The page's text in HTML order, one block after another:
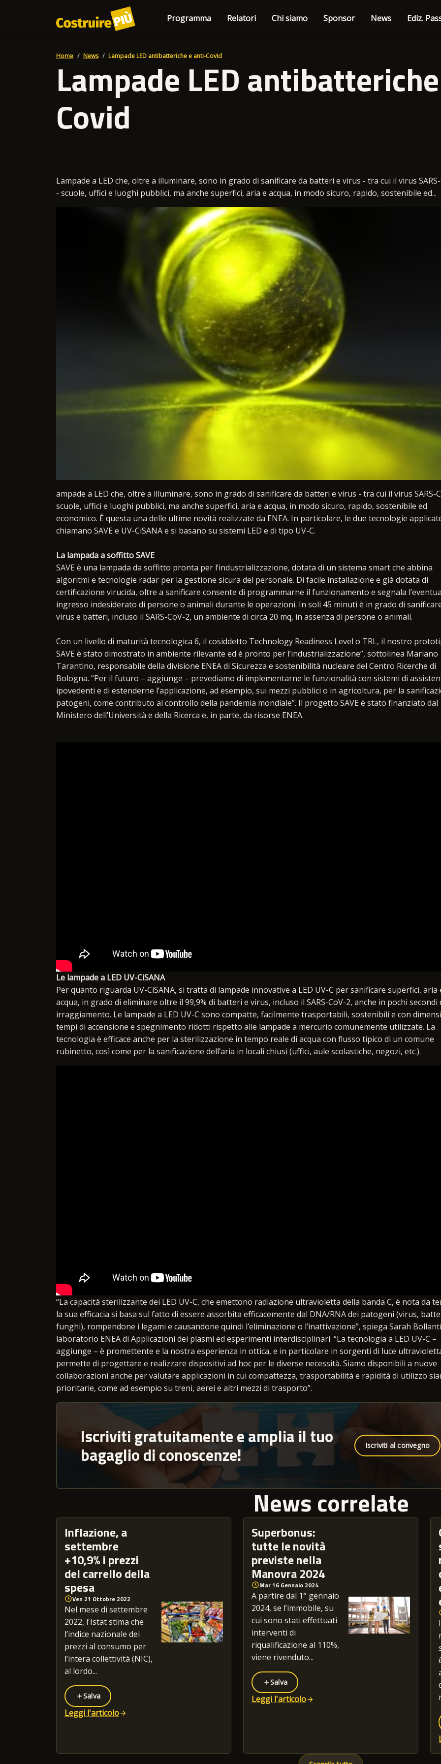
Programma Relatori Chi siamo Sponsor News Ediz.
Home News Lampade LED antibatteriche e anti-Covid
Lampade LED
Covid
Lampade a LED che, oltre a illuminare, sono in grado di sanificare da batteri e virus - tra cui il virus
- scuole, uffici e luoghi pubblici, ma anche superfici, aria e acqua, in modo sicuro, rapido, sostenibile ed...
ampade a LED che, oltre a illuminare, sono in grado di sanificare da batteri e virus - tra cui il virus SARS-
scuole, uffici e luoghi pubblici, ma anche superfici, aria e acqua, in modo sicuro, rapido, sostenibile ed
economico. È questa una delle ultime novità realizzate da ENEA. In particolare, le due tecnologie
chiamano SAVE e UV-CiSANA e si basano su sistemi LED e di tipo UV-C.
La lampada a soffitto SAVE
SAVE è una lampada da soffitto pronta per l’industrializzazione, dotata di un sistema smart che abbina
algoritmi e tecnologie radar per la gestione sicura del personale. Di facile installazione e già dotata di
certificazione virucida, oltre a sanificare consente di programmarne il funzionamento e segnala
ingresso indesiderato di persone o animali durante le operazioni. In soli 45 minuti è in grado di
virus e batteri, incluso il SARS-CoV-2, un ambiente di circa 20 mq, in assenza di persone o animali.
Con un livello di maturità tecnologica 6, il cosiddetto Technology Readiness Level o TRL, il nostro
SAVE è stato dimostrato in ambiente rilevante ed è pronto per l’industrializzazione”, sottolinea Mariano
Tarantino, responsabile della divisione ENEA di Sicurezza e sostenibilità nucleare del Centro Ricerche di
Bologna. “Per il futuro – aggiunge – prevediamo di implementarne le funzionalità con sistemi di
ipovedenti e di estenderne l’applicazione, ad esempio, sui mezzi pubblici o in agricoltura, per la
patogeni, come contributo al controllo della pandemia mondiale”. Il progetto SAVE è stato finanziato dal
Ministero dell’Università e della Ricerca e, in parte, da risorse ENEA.
Le lampade a LED UV-CiSANA
Per quanto riguarda UV-CiSANA, si tratta di lampade innovative a LED UV-C per sanificare superfici, aria
acqua, in grado di eliminare oltre il 99,9% di batteri e virus, incluso il SARS-CoV-2, anche in pochi secondi
irraggiamento. Le lampade a LED UV-C sono compatte, facilmente trasportabili, sostenibili e con
tempi di accensione e spegnimento ridotti rispetto alle lampade a mercurio comunemente utilizzate. La
tecnologia è efficace anche per la sterilizzazione in tempo reale di acqua con flusso tipico di un comune
rubinetto, così come per la sanificazione dell’aria in locali chiusi (uffici, aule scolastiche, negozi, etc.).
“La capacità sterilizzante dei LED UV-C, che emettono radiazione ultravioletta della banda C, è nota da
la sua efficacia si basa sul fatto di essere assorbita efficacemente dal DNA/RNA dei patogeni (virus,
funghi), rompendone i legami e causandone quindi l’eliminazione o l’inattivazione”, spiega Sarah
laboratorio ENEA di Applicazioni dei plasmi ed esperimenti interdisciplinari. “La tecnologia a LED UV-C –
aggiunge – è promettente e la nostra esperienza in ottica, e in particolare in sorgenti di luce
permette di progettare e realizzare dispositivi ad hoc per le diverse necessità. Siamo disponibili a nuove
collaborazioni anche per valutare applicazioni in cui compattezza, trasportabilità e rapidità di utilizzo
prioritarie, come ad esempio su treni, aerei e altri mezzi di trasporto”.
Iscriviti gratuitamente e amplia il tuo
bagaglio di conoscenze! Iscriviti al convegno
News correlate
Inflazione, a
settembre
+10,9% i prezzi
del carrello della
spesa
Ven 21 Ottobre 2022
Nel mese di settembre
2022, l'Istat stima che
l’indice nazionale dei
prezzi al consumo per
l’intera collettività (NIC),
al lordo...
Salva
Leggi l'articolo
Superbonus:
tutte le novità
previste nella
Manovra 2024
Mar 16 Gennaio 2024
A partire dal 1° gennaio
2024, se l’immobile, su
cui sono stati effettuati
interventi di
riqualificazione al 110%,
viene rivenduto...
Salva
Leggi l'articolo